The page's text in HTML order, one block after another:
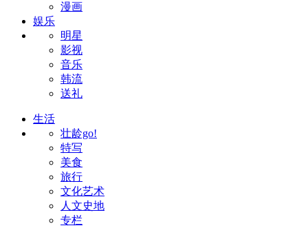
漫画
娱乐
明星
影视
音乐
韩流
送礼
生活
壮龄go!
特写
美食
旅行
文化艺术
人文史地
专栏